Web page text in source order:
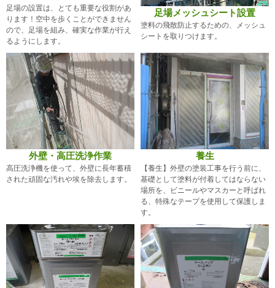
足場の設置は、とても重要な役割があ
ります！空中を歩くことができません
ので、足場を組み、確実な作業が行え
るようにします。
足場メッシュシート設置
塗料の飛散防止するための、メッシュ
シートを取りつけます。
外壁・高圧洗浄作業
高圧洗浄機を使って、外壁に長年蓄積
された頑固な汚れや埃を除去します。
養生
【養生】外壁の塗装工事を行う前に、
基礎として塗料が付着してはならない
場所を、ビニールやマスカーと呼ばれ
る、特殊なテープを使用して保護しま
す。